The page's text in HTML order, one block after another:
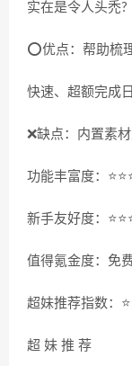
实在是令人头禿?
⭕️优点：帮助梳
快速、超额完成
❌缺点：内置素
功能丰富度：
新手友好度：
值得氪金度：免
超妹推荐指数：
超 妹 推 荐